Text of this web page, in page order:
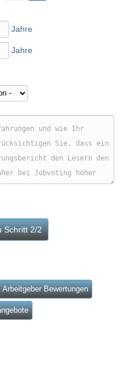
Jahre
Jahre
Arbeitgeber Bewertungen